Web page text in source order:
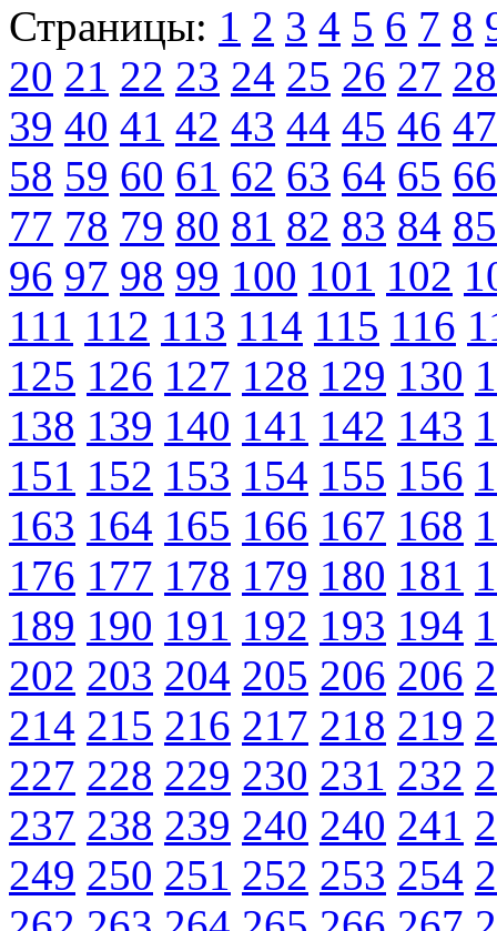
Страницы: 1 2 3 4 5 6 7 8
20 21 22 23 24 25 26 27 28
39 40 41 42 43 44 45 46 47
58 59 60 61 62 63 64 65 66
77 78 79 80 81 82 83 84 85
96 97 98 99 100 101 102
111 112 113 114 115 116
125 126 127 128 129 130
138 139 140 141 142 143
151 152 153 154 155 156
163 164 165 166 167 168
176 177 178 179 180 181
189 190 191 192 193 194
202 203 204 205 206 206
214 215 216 217 218 219
227 228 229 230 231 232
237 238 239 240 240 241
249 250 251 252 253 254